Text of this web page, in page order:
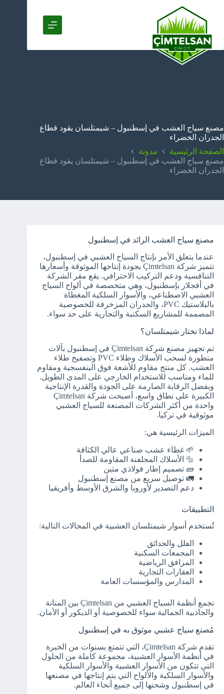
المحتوى
مصنع سياج العشب في إسطنبول – شيمتلسان يقود قطاع
الجدران الخضراء
الصفحة الرئيسية
مدونة
مصنع سياج العشب في إسطنبول – شيمتلسان يقود قطاع
الجدران الخضراء
مصنع سياج العشب الرائد في إسطنبول
عندما يتعلق الأمر بإنتاج السياج العشبي في إسطنبول،
تتميز شركة Çimtelsan بجودة إنتاجها الموثوقة وأسعارها
التنافسية ودعم التركيب الاحترافي. يقع مقر الشركة
في أفجلار بإسطنبول، وهي متخصصة في ألواح السياج
العشبي الاصطناعي، والأسوار السلكية المغطاة
بالبلاستيك PVC، والجدران المزخرفة للخصوصية
المصممة للمشاريع السكنية والتجارية على حد سواء.
لماذا تختار شيمتلسان؟
تم تجهيز مصنع شركة Çimtelsan في إسطنبول بآلات
متطورة لسحب الأسلاك وطلاء PVC وتصفيح طلاء
العشب. كل منتج مقاوم للأشعة فوق البنفسجية ومقاوم
للماء ومناسب للاستخدام الخارجي على المدى الطويل.
وبفضل الرقابة الصارمة على الجودة والقدرة الإنتاجية
الكبيرة على نطاق واسع، أصبحت شركة Çimtelsan
واحدة من أكثر الشركات المصنعة للسياج العشبي
موثوقية في تركيا.
الميزات الرئيسية هي:
🌱 غطاء عشب صناعي عالي الكثافة
🔩 الأسلاك المجلفنة المقاومة للصدأ
🧱 تصميم إطار فولاذي متين
🚛 توصيل سريع من مصنع إسطنبول
دعم التصدير لأوروبا والشرق الأوسط وأفريقيا
التطبيقات
تُستخدم أسوار شيمتلسان العشبية في المجالات التالية:
الفلل والحدائق
المجمعات السكنية
المرافق الرياضية
العقارات التجارية
المدارس والمؤسسات العامة
تجمع أنظمة السياج العشبي من Çimtelsan بين المتانة
والجاذبية الجمالية سواء للخصوصية أو الديكور أو الأمان.
مُصنع سياج عشبي موثوق به في إسطنبول
تقدم شركة Çimtelsan، التي تتمتع بسنوات من الخبرة
في أنظمة الأسوار العشبية، مجموعة كاملة من الحلول
التي تتكون من الأسوار العشبية والأسوار السلكية
والأسوار السلكية والألواح التي يتم إنتاجها في مصنعها
في إسطنبول وشحنها إلى جميع أنحاء العالم.